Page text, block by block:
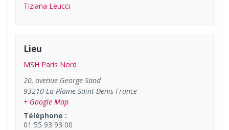
Tiziana Leucci
Lieu
MSH Paris Nord
20, avenue George Sand
93210 La Plaine Saint-Denis France
+ Google Map
Téléphone :
01 55 93 93 00